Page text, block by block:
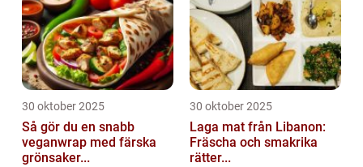
30 oktober 2025
Så gör du en snabb
veganwrap med färska
grönsaker...
30 oktober 2025
Laga mat från Libanon:
Fräscha och smakrika
rätter...